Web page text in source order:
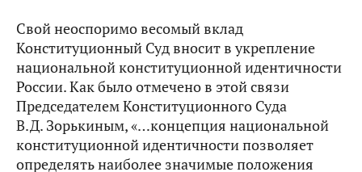
Свой неоспоримо весомый вклад
Конституционный Суд вносит в укрепление
национальной конституционной идентичности
России. Как было отмечено в этой связи
Председателем Конституционного Суда
В.Д. Зорькиным, «…концепция национальной
конституционной идентичности позволяет
определять наиболее значимые положения